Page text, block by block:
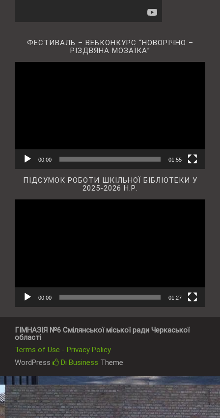
ФЕСТИВАЛЬ – ВЕБКОНКУРС “НОВОРІЧНО –
РІЗДВЯНА МОЗАЇКА”
00:00 01:55
ПІДСУМОК РОБОТИ ШКІЛЬНОЇ БІБЛІОТЕКИ У
2025-2026 Н.Р.
00:00 01:27
ГІМНАЗІЯ №6 Смілянської міської ради Черкаської
області
Terms of Use - Privacy Policy
WordPress
Di Business Theme